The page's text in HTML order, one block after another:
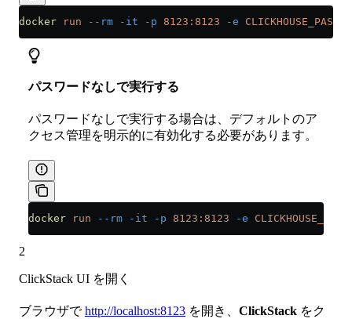
docker run --rm -it -p 8123:8123 -e
パスワードなしで実行する
パスワードなしで実行する場合は、デフォルトのア
クセス管理を明示的に有効化する必要があります。
docker run --rm -it -p 8123:8123 -e
2
ClickStack UI を開く
ブラウザでhttp://localhost:8123 を開き、 ClickStack をク